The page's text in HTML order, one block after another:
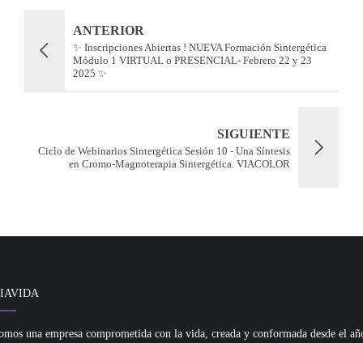
ANTERIOR
✨ Inscripciones Abiertas ! NUEVA Formación Sintergética
Módulo 1 VIRTUAL o PRESENCIAL- Febrero 22 y 23
2025 ✨
SIGUIENTE
Ciclo de Webinarios Sintergética Sesión 10 - Una Síntesis
en Cromo-Magnoterapia Sintergética. VIACOLOR
una empresa comprometida con la vida, creada y conformada desde el